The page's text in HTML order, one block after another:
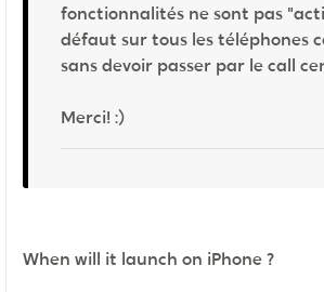
fonctionnalités ne sont pas
défaut sur tous les téléphones
sans devoir passer par le call
Merci! :)
When will it launch on iPhone ?